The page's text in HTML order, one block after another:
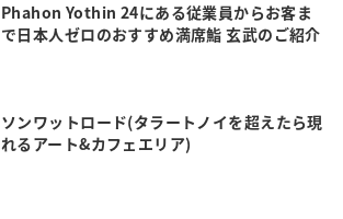
Phahon Yothin 24にある従業員からお客ま
で日本人ゼロのおすすめ満席鮨 玄武のご紹介
ソンワットロード(タラートノイを超えたら現
れるアート&カフェエリア)